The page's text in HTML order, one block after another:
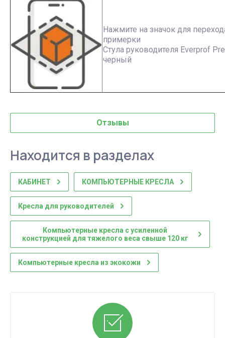
Нажмите на значок для
примерки
Стула руководителя Everprof
черный
Отзывы
Находится в разделах
КАБИНЕТ КОМПЬЮТЕРНЫЕ КРЕСЛА
Кресла для руководителей
Компьютерные кресла с усиленной
конструкцией для тяжелого веса свыше 120 кг
Компьютерные кресла из экокожи